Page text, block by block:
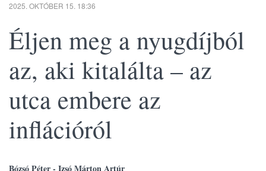
2025. OKTÓBER 15. 18:36
Éljen meg a nyugdíjból
az, aki kitalálta – az
utca embere az
inflációról
Bózsó Péter - Izsó Márton Artúr